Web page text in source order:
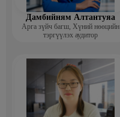
Дамбийням Алтантуяа
Арга зүйч багш, Хүний нөөцийн
тэргүүлэх аудитор